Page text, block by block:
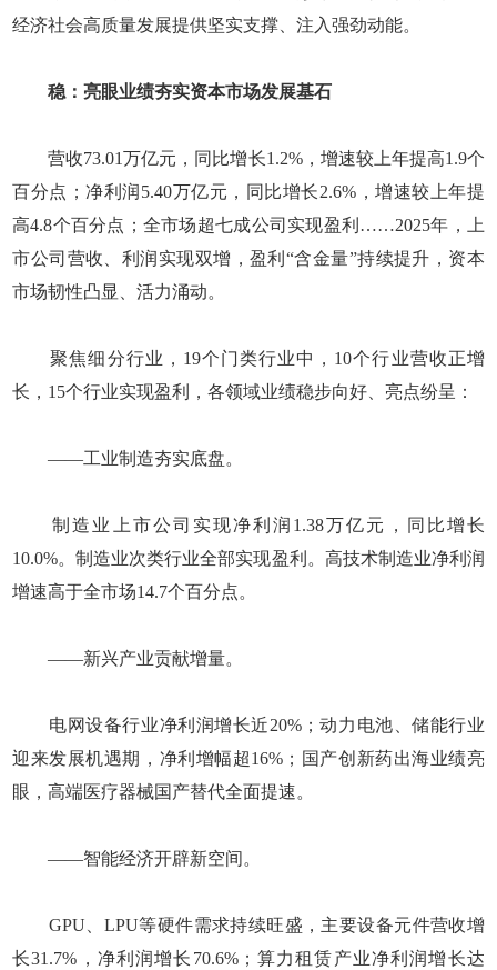
经济社会高质量发展提供坚实支撑、注入强劲动能。
稳：亮眼业绩夯实资本市场发展基石
营收73.01万亿元，同比增长1.2%，增速较上年提高1.9个
百分点；净利润5.40万亿元，同比增长2.6%，增速较上年提
高4.8个百分点；全市场超七成公司实现盈利……2025年，上
市公司营收、利润实现双增，盈利“含金量”持续提升，资本
市场韧性凸显、活力涌动。
聚焦细分行业，19个门类行业中，10个行业营收正增
长，15个行业实现盈利，各领域业绩稳步向好、亮点纷呈：
——工业制造夯实底盘。
制造业上市公司实现净利润1.38万亿元，同比增长
10.0%。制造业次类行业全部实现盈利。高技术制造业净利润
增速高于全市场14.7个百分点。
——新兴产业贡献增量。
电网设备行业净利润增长近20%；动力电池、储能行业
迎来发展机遇期，净利增幅超16%；国产创新药出海业绩亮
眼，高端医疗器械国产替代全面提速。
——智能经济开辟新空间。
GPU、LPU等硬件需求持续旺盛，主要设备元件营收增
长31.7%，净利润增长70.6%；算力租赁产业净利润增长达